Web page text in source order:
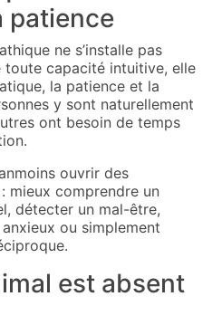
patience
ne s’installe pas
toute capacité intuitive, elle
la patience et la
y sont naturellement
ont besoin de temps
ouvrir des
mieux comprendre un
détecter un mal-être,
ou simplement
est absent